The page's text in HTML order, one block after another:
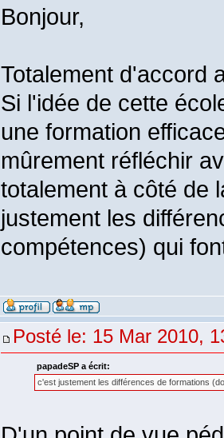
Bonjour,
Totalement d'accord
Si l'idée de cette
une formation
mûrement réfléchir
totalement à côté de
justement les
compétences) qui
Posté le: 15 Mar 2010,
papadeSP a écrit:
c'est justement les différences de formations